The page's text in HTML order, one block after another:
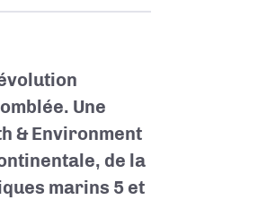
Une
& Environment
de la
marins 5 et